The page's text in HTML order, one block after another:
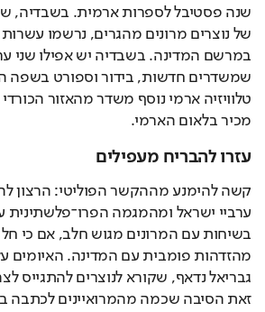
מכיר בלאום הארמי.
עזרו להבריח מעפילים
ערביי ישראל ומהמגמה הפרו־פלשתינית